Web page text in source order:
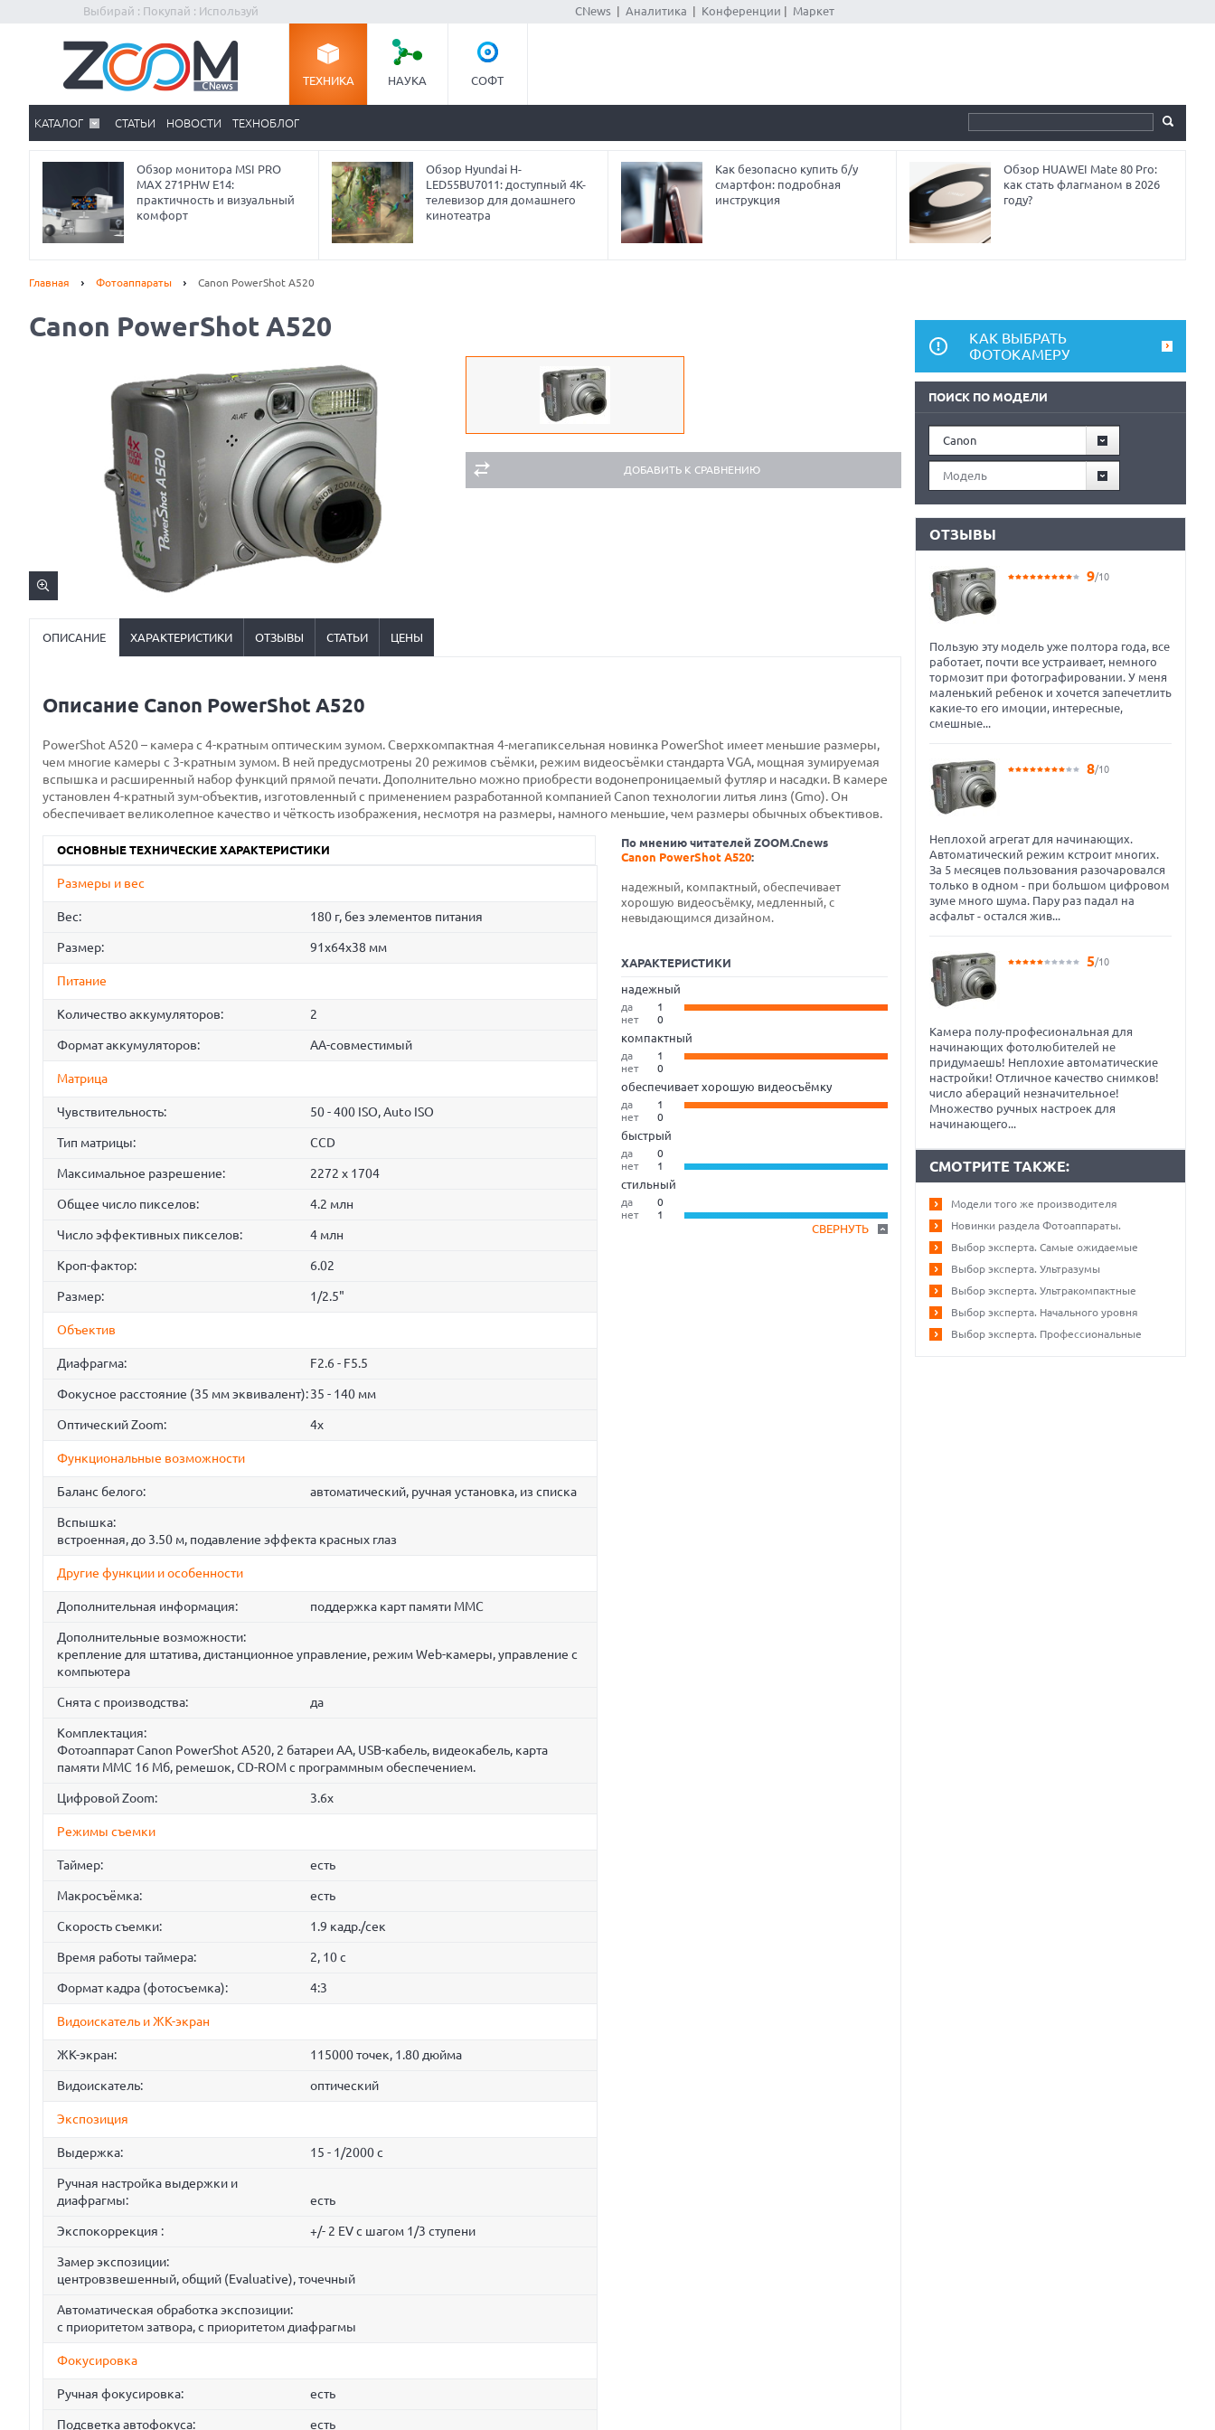
Выбирай : Покупай : Используй CNews| Аналитика Конференции Маркет
ТЕХНИКА НАУКА СОФТ
КАТАЛОГ СТАТЬИ НОВОСТИ ТЕХНОБЛОГ
Обзор монитора MSI PRO
MAX 271PHW E14:
практичность и визуальный
комфорт
Обзор Hyundai H-
LED55BU7011: доступный 4K-
телевизор для домашнего
кинотеатра
Как безопасно купить б/у
смартфон: подробная
инструкция
Обзор HUAWEI Mate 80 Pro:
как стать флагманом в 2026
году?
Главная Фотоаппараты Canon PowerShot A520
Canon PowerShot A520
ДОБАВИТЬ К СРАВНЕНИЮ
ОПИСАНИЕ ХАРАКТЕРИСТИКИ ОТЗЫВЫ СТАТЬИ ЦЕНЫ
Описание Canon PowerShot A520
PowerShot A520 – камера с 4-кратным оптическим зумом. Сверхкомпактная 4-мегапиксельная новинка PowerShot имеет меньшие размеры,
чем многие камеры с 3-кратным зумом. В ней предусмотрены 20 режимов съёмки, режим видеосъёмки стандарта VGA, мощная зумируемая
вспышка и расширенный набор функций прямой печати. Дополнительно можно приобрести водонепроницаемый футляр и насадки. В камере
установлен 4-кратный зум-объектив, изготовленный с применением разработанной компанией Canon технологии литья линз (Gmo). Он
обеспечивает великолепное качество и чёткость изображения, несмотря на размеры, намного меньшие, чем размеры обычных объективов.
По мнению читателей ZOOM.Cnews
Canon PowerShot A520:
надежный, компактный, обеспечивает
хорошую видеосъёмку, медленный, с
невыдающимся дизайном.
ХАРАКТЕРИСТИКИ
надежный
да
1
нет
0
компактный
да
1
нет
0
обеспечивает хорошую видеосъёмку
да
1
нет
0
быстрый
да
0
нет
1
стильный
да
0
нет
1
СВЕРНУТЬ
ОСНОВНЫЕ ТЕХНИЧЕСКИЕ ХАРАКТЕРИСТИКИ
Размеры и вес
Вес: 180 г, без элементов питания
Размер: 91x64x38 мм
Питание
Количество аккумуляторов: 2
Формат аккумуляторов: AA-совмеcтимый
Матрица
Чувствительность: 50 - 400 ISO, Auto ISO
Тип матрицы: СCD
Максимальное разрешение: 2272 x 1704
Общее число пикселов: 4.2 млн
Число эффективных пикселов: 4 млн
Кроп-фактор: 6.02
Размер: 1/2.5"
Объектив
Диафрагма: F2.6 - F5.5
Фокусное расстояние (35 мм эквивалент):35 - 140 мм
Оптический Zoom: 4x
Функциональные возможности
Баланс белого: автоматический, ручная установка, из списка
Вспышка:
встроенная, до 3.50 м, подавление эффекта красных глаз
Другие функции и особенности
Дополнительная информация: поддержка карт памяти MMC
Дополнительные возможности:
крепление для штатива, дистанционное управление, режим Web-камеры, управление с
компьютера
Снята с производства: да
Комплектация:
Фотоаппарат Canon PowerShot A520, 2 батареи АА, USB-кабель, видеокабель, карта
памяти MMC 16 Мб, ремешок, CD-ROM с программным обеспечением.
Цифровой Zoom: 3.6x
Режимы съемки
Таймер: есть
Макросъёмка: есть
Скорость съемки: 1.9 кадр./сек
Время работы таймера: 2, 10 c
Формат кадра (фотосъемка): 4:3
Видоискатель и ЖК-экран
ЖК-экран: 115000 точек, 1.80 дюйма
Видоискатель: оптический
Экспозиция
Выдержка: 15 - 1/2000 с
Ручная настройка выдержки и
диафрагмы:
есть
Экспокоррекция : +/- 2 EV с шагом 1/3 ступени
Замер экспозиции:
центровзвешенный, общий (Evaluative), точечный
Автоматическая обработка экспозиции:
с приоритетом затвора, с приоритетом диафрагмы
Фокусировка
Ручная фокусировка: есть
Подсветка автофокуса: есть
КАК ВЫБРАТЬ
ФОТОКАМЕРУ
ПОИСК ПО МОДЕЛИ
Canon
Модель
ОТЗЫВЫ
9/10
Пользую эту модель уже полтора года, все
работает, почти все устраивает, немного
тормозит при фотографировании. У меня
маленький ребенок и хочется запечетлить
какие-то его имоции, интересные,
смешные...
8/10
Неплохой агрегат для начинающих.
Автоматический режим кстроит многих.
За 5 месяцев пользования разочаровался
только в одном - при большом цифровом
зуме много шума. Пару раз падал на
асфальт - остался жив...
5/10
Камера полу-професиональная для
начинающих фотолюбителей не
придумаешь! Неплохие автоматические
настройки! Отличное качество снимков!
число абераций незначительное!
Множество ручных настроек для
начинающего...
СМОТРИТЕ ТАКЖЕ:
Модели того же производителя
Новинки раздела Фотоаппараты.
Выбор эксперта. Самые ожидаемые
Выбор эксперта. Ультразумы
Выбор эксперта. Ультракомпактные
Выбор эксперта. Начального уровня
Выбор эксперта. Профессиональные